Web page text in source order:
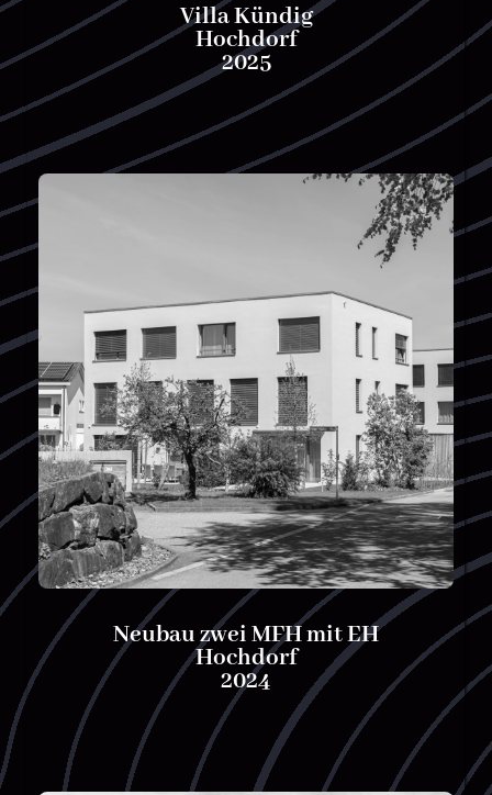
Villa Kündig
Hochdorf
2025
Neubau zwei MFH mit EH
Hochdorf
2024